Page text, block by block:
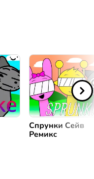
Спрунки Сейв
Ремикс